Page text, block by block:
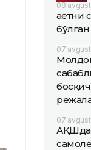
08
07
07
АҚШда